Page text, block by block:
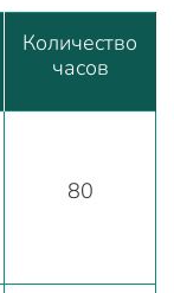
Количество
часов
80